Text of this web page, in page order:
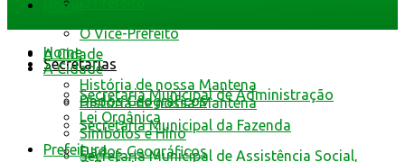
O Vice-Prefeito
Secretarias
Secretaria Municipal de Administração
Secretaria Municipal da Fazenda
Secretaria Municipal de Assistência Social,
Home
A Cidade
História de nossa Mantena
Dados Geográficos
Home
A Cidade
História de nossa Mantena
Dados Geográficos
Lei Orgânica
Símbolos e Hino
Prefeitura